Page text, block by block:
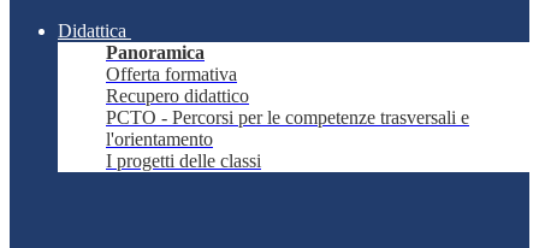
Didattica
Panoramica
Offerta formativa
Recupero didattico
PCTO - Percorsi per le competenze trasversali e
l'orientamento
I progetti delle classi